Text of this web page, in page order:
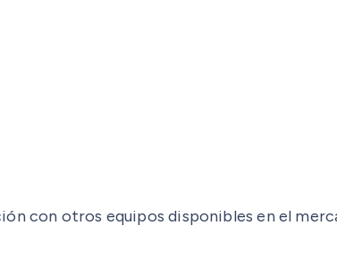
con otros equipos disponibles en el